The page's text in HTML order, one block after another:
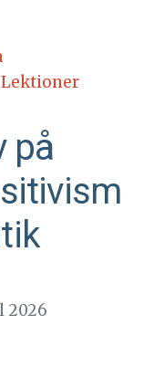
Lektioner
på
2026